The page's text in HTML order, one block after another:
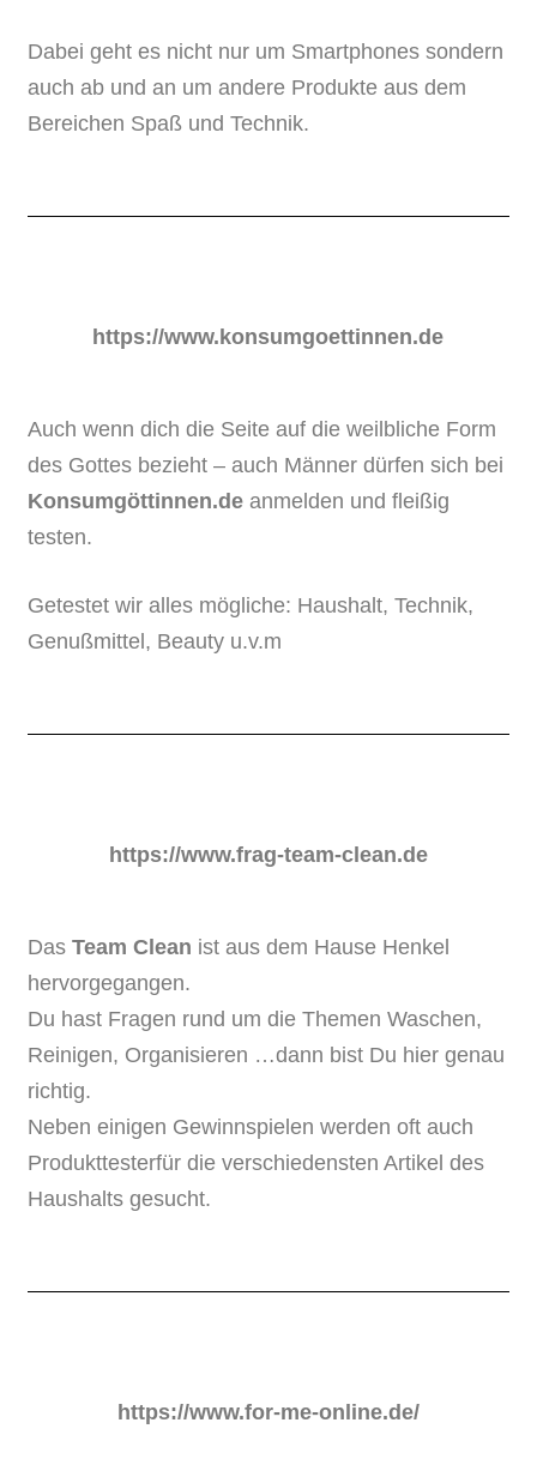
Dabei geht es nicht nur um Smartphones sondern
auch ab und an um andere Produkte aus dem
Bereichen Spaß und Technik.
https://www.konsumgoettinnen.de
Auch wenn dich die Seite auf die weilbliche Form
des Gottes bezieht – auch Männer dürfen sich bei
Konsumgöttinnen.de anmelden und fleißig
testen.
Getestet wir alles mögliche: Haushalt, Technik,
Genußmittel, Beauty u.v.m​
https://www.frag-team-clean.de
Das Team Clean ist aus dem Hause Henkel
hervorgegangen.
Du hast Fragen rund um die Themen Waschen,
Reinigen, Organisieren …dann bist Du hier genau
richtig.
Neben einigen Gewinnspielen werden oft auch
Produkttesterfür die verschiedensten Artikel des
Haushalts gesucht.
https://www.for-me-online.de/